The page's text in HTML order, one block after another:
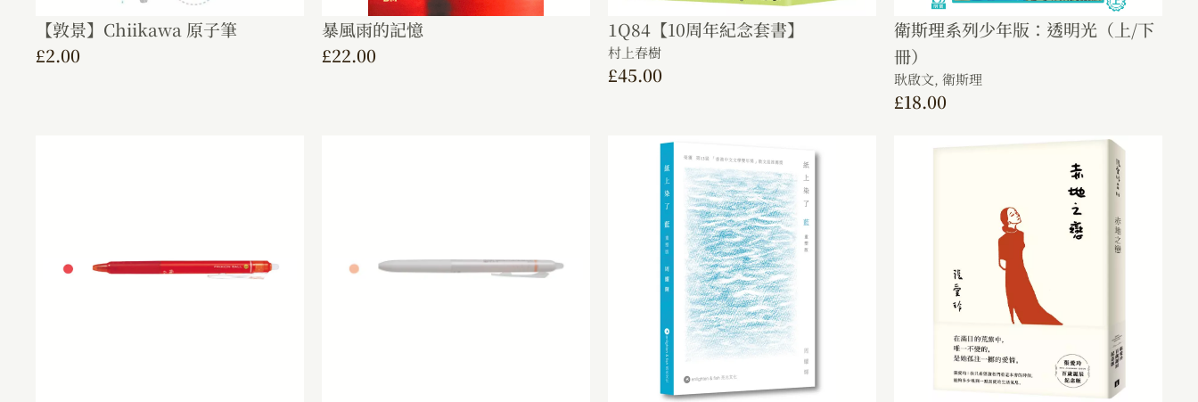
【敦景】Chiikawa 原子筆
£2.00
暴風雨的記憶
£22.00
1Q84【10周年紀念套書】
村上春樹
£45.00
衛斯理系列少年版：透明光（上/下
冊）
耿啟文, 衛斯理
£18.00